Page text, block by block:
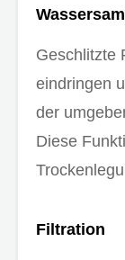
Geschlitzte
eindringen
der
Diese
Filtration